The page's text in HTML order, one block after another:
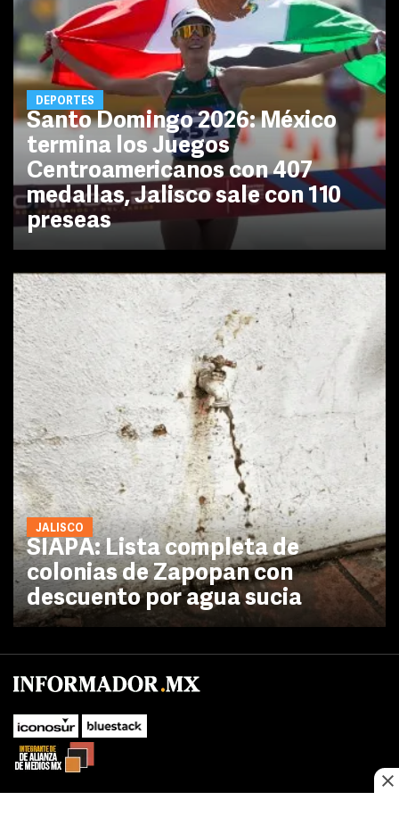
DEPORTES
Santo Domingo 2026: México
termina los Juegos
Centroamericanos con 407
medallas, Jalisco sale con 110
preseas
JALISCO
SIAPA: Lista completa de
colonias de Zapopan con
descuento por agua sucia